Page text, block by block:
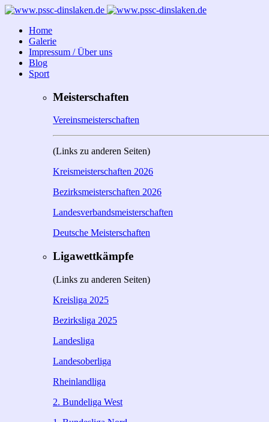
Home
Galerie
Impressum / Über uns
Blog
Sport
Meisterschaften
Vereinsmeisterschaften
(Links zu anderen Seiten)
Kreismeisterschaften 2026
Bezirksmeisterschaften 2026
Landesverbandsmeisterschaften
Deutsche Meisterschaften
Ligawettkämpfe
(Links zu anderen Seiten)
Kreisliga 2025
Bezirksliga 2025
Landesliga
Landesoberliga
Rheinlandliga
2. Bundeliga West